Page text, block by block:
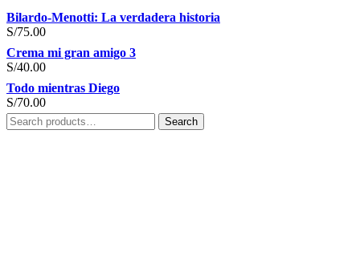
Bilardo-Menotti: La verdadera historia
S/75.00
Crema mi gran amigo 3
S/40.00
Todo mientras Diego
S/70.00
Search
for:
Search